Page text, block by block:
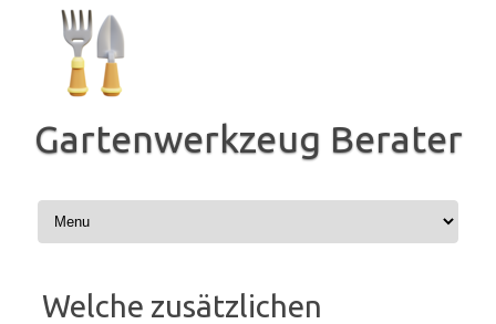
Inhalt
springen
Gartenwerkzeug Berater
Welche zusätzlichen